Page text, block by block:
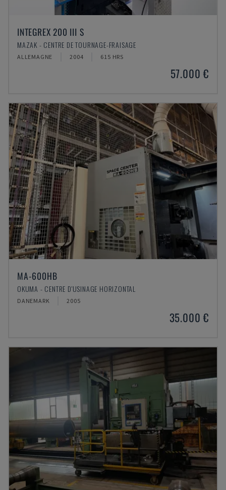
INTEGREX 200 III S
MAZAK - CENTRE DE TOURNAGE-FRAISAGE
ALLEMAGNE 2004 615 HRS
57.000 €
MA-600HB
OKUMA - CENTRE D'USINAGE HORIZONTAL
DANEMARK 2005
35.000 €